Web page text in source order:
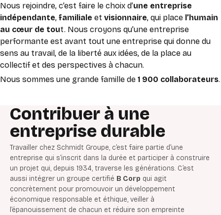
Nous rejoindre, c’est faire le choix d’une entreprise
indépendante, familiale et visionnaire, qui place l’humain
au cœur de tout. Nous croyons qu’une entreprise
performante est avant tout une entreprise qui donne du
sens au travail, de la liberté aux idées, de la place au
collectif et des perspectives à chacun.
Nous sommes une grande famille de 1 900 collaborateurs.
Contribuer à une
entreprise durable
Travailler chez Schmidt Groupe, c’est faire partie d’une
entreprise qui s’inscrit dans la durée et participer à construire
un projet qui, depuis 1934, traverse les générations. C’est
aussi intégrer un groupe certifié B Corp qui agit
concrètement pour promouvoir un développement
économique responsable et éthique, veiller à
l’épanouissement de chacun et réduire son empreinte